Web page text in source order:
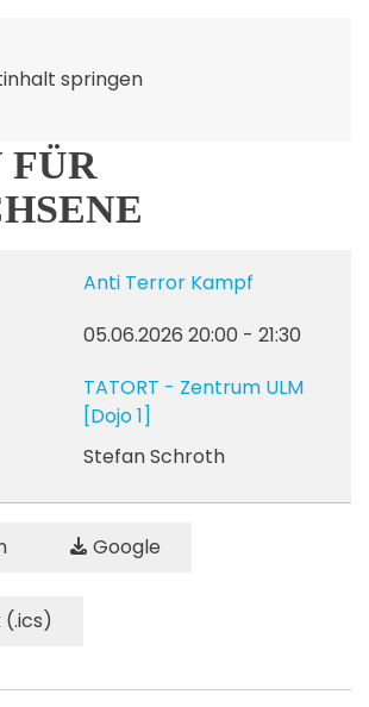
springen
FÜR
Anti Terror Kampf
05.06.2026 20:00 - 21:30
TATORT - Zentrum ULM
[Dojo 1]
Stefan Schroth
Google